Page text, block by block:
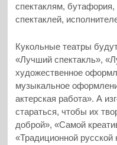
спектаклям,
спектаклей,
Кукольные театры
«Лучший спектакль»,
художественное
музыкальное
актерская работа». А
стараться, чтобы их
доброй», «Самой
«Традиционной русской